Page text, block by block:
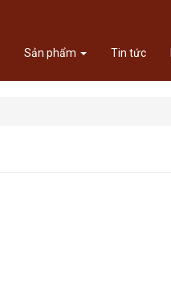
Sản phẩm Tin tức